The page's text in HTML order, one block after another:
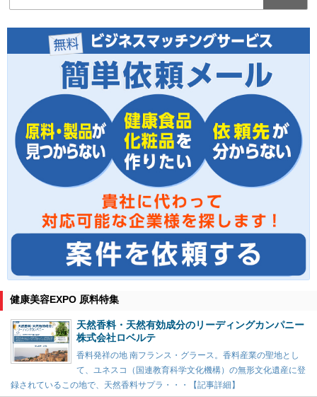
健康美容EXPO 原料特集
天然香料・天然有効成分のリーディングカンパニー
株式会社ロベルテ
香料発祥の地 南フランス・グラース。香料産業の聖地とし
て、ユネスコ（国連教育科学文化機構）の無形文化遺産に登
録されているこの地で、天然香料サプラ・・・【記事詳細】